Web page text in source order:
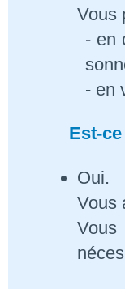
Vous
- en
- en
Est-
Oui.
Vous